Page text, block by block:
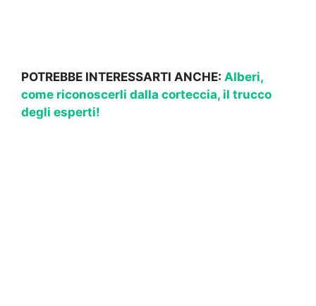
POTREBBE INTERESSARTI ANCHE: Alberi,
come riconoscerli dalla corteccia, il trucco
degli esperti!